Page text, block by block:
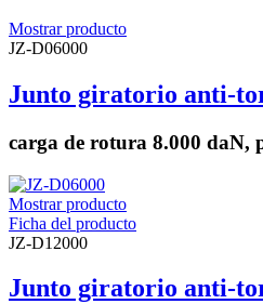
Mostrar producto
JZ-D06000
Junto giratorio anti-
carga de rotura 8.000 daN,
Mostrar producto
Ficha del producto
JZ-D12000
Junto giratorio anti-